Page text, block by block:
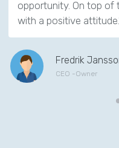
opportunity. On top
with a positive
Fredrik
CEO -Owner